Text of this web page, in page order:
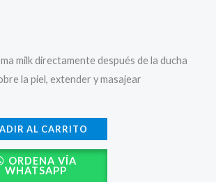
milk directamente después de la ducha
la piel, extender y masajear
AL CARRITO
ORDENA VÍA
WHATSAPP